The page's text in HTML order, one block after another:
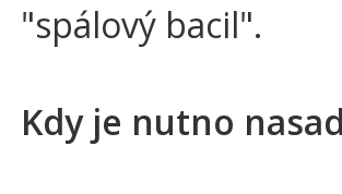
"spálový bacil".
Kdy je nutno